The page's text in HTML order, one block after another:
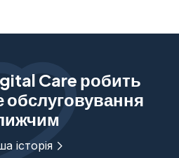
Care робить
обслуговування
історія